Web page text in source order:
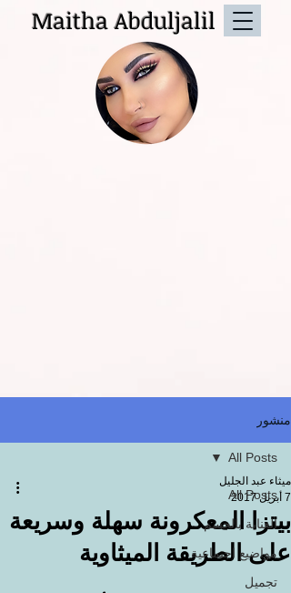
Maitha Abduljalil
منشور
All Posts
العناية بالجسم
مواضيع اجتماعية
تجميل
All Posts
بيتزا المعكرونة سهلة وسريعة
على الطريقة الميثاوية
ميثاء عبد الجليل
7 أبريل 2017